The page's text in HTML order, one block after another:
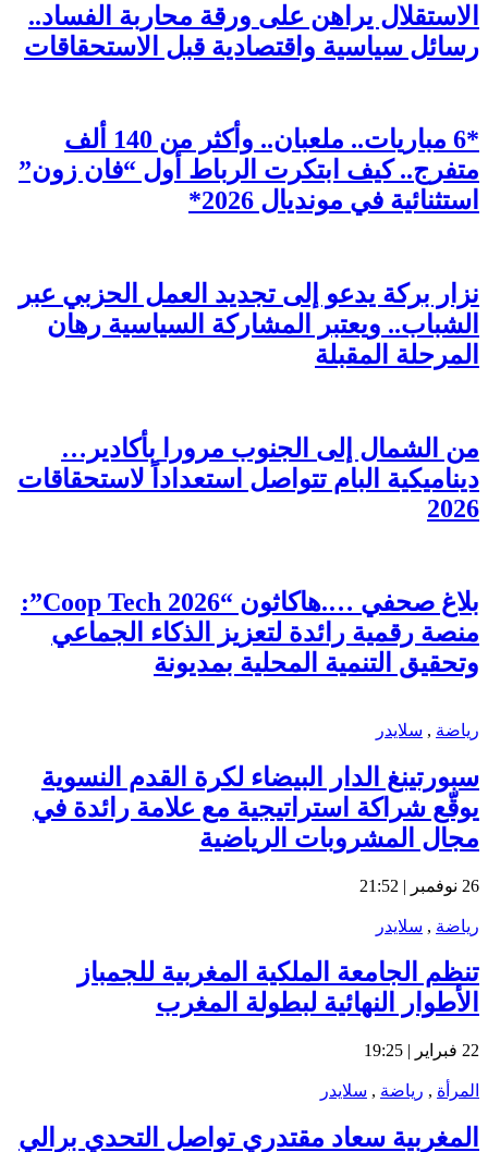
الاستقلال يراهن على ورقة محاربة الفساد..
رسائل سياسية واقتصادية قبل الاستحقاقات
*6 مباريات.. ملعبان.. وأكثر من 140 ألف
متفرج.. كيف ابتكرت الرباط أول “فان زون”
استثنائية في مونديال 2026*
نزار بركة يدعو إلى تجديد العمل الحزبي عبر
الشباب.. ويعتبر المشاركة السياسية رهان
المرحلة المقبلة
من الشمال إلى الجنوب مرورا بأكادير…
ديناميكية البام تتواصل استعداداً لاستحقاقات
2026
بلاغ صحفي ….هاكاثون “Coop Tech 2026”:
منصة رقمية رائدة لتعزيز الذكاء الجماعي
وتحقيق التنمية المحلية بمديونة
رياضة , سلايدر
سبورتينغ الدار البيضاء لكرة القدم النسوية
يوقّع شراكة استراتيجية مع علامة رائدة في
مجال المشروبات الرياضية
26 نوفمبر | 21:52
رياضة , سلايدر
تنظم الجامعة الملكية المغربية للجمباز
الأطوار النهائية لبطولة المغرب
22 فبراير | 19:25
المرأة , رياضة , سلايدر
المغربية سعاد مقتدري تواصل التحدي برالي